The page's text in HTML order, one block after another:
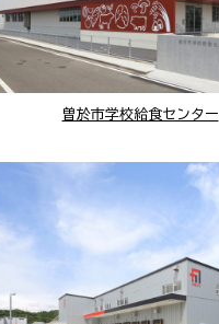
曽於市学校給食センター